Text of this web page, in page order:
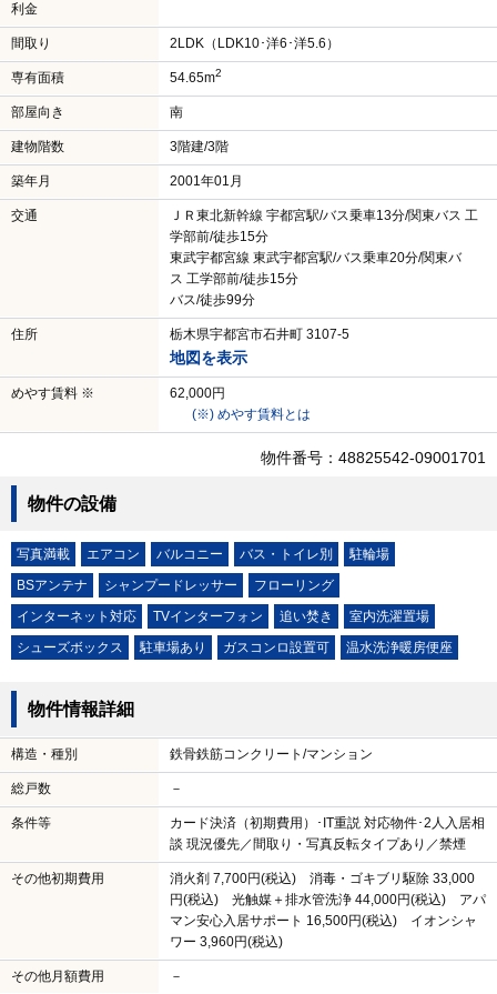
利金
間取り 2LDK（LDK10･洋6･洋5.6）
専有面積 54.65m2
部屋向き 南
建物階数 3階建/3階
築年月 2001年01月
交通
ＪＲ東北新幹線 宇都宮駅/バス乗車13分/関東バス 工
学部前/徒歩15分
東武宇都宮線 東武宇都宮駅/バス乗車20分/関東バ
ス 工学部前/徒歩15分
バス/徒歩99分
住所 栃木県宇都宮市石井町 3107-5
地図を表示
めやす賃料 ※
62,000円
(※) めやす賃料とは
物件番号：48825542-09001701
物件の設備
写真満載 エアコン バルコニー バス・トイレ別
駐輪場
BSアンテナ
シャンプードレッサー
フローリング
インターネット対応
TVインターフォン 追い焚き
室内洗濯置場
シューズボックス
駐車場あり ガスコンロ設置可 温水洗浄暖房便座
物件情報詳細
構造・種別 鉄骨鉄筋コンクリート/マンション
総戸数 －
条件等
カード決済（初期費用）･IT重説 対応物件･2人入居相
談 現況優先／間取り・写真反転タイプあり／禁煙
その他初期費用
消火剤 7,700円(税込) 消毒・ゴキブリ駆除 33,000
円(税込) 光触媒＋排水管洗浄 44,000円(税込) アパ
マン安心入居サポート 16,500円(税込) イオンシャ
ワー 3,960円(税込)
その他月額費用 －